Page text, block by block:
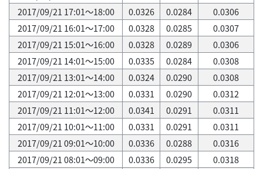
2017/09/21 17:01～18:00
0.0326 0.0284
0.0306
2017/09/21 16:01～17:00
0.0328 0.0285
0.0307
2017/09/21 15:01～16:00
0.0328 0.0289
0.0306
2017/09/21 14:01～15:00
0.0335 0.0284
0.0308
2017/09/21 13:01～14:00
0.0324 0.0290
0.0308
2017/09/21 12:01～13:00
0.0331 0.0290
0.0312
2017/09/21 11:01～12:00
0.0341 0.0291
0.0311
2017/09/21 10:01～11:00
0.0331 0.0291
0.0311
2017/09/21 09:01～10:00
0.0336 0.0288
0.0316
2017/09/21 08:01～09:00
0.0336 0.0295
0.0318